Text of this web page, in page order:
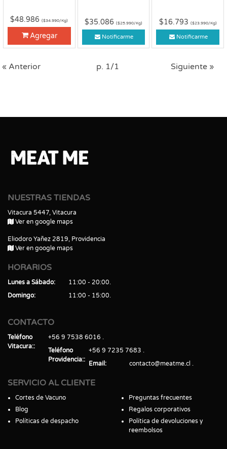
$48.986($34.990/Kg)
Agregar
$35.086 ($25.990/Kg)
Notificarme
$16.793 ($23.990/Kg)
Notificarme
« Anterior p. 1/1 Siguiente »
NUESTRAS TIENDAS
Vitacura 5447, Vitacura
Ver en google maps
Eliodoro Yañez 2819, Providencia
Ver en google maps
HORARIOS
Lunes a Sábado
11:00 - 20:00
Domingo
11:00 - 15:00
CONTACTO
Teléfono
Vitacura:
+56 9 7538 6016
Teléfono
Providencia:
+56 9 7235 7683
Email
contacto@meatme.cl
SERVICIO AL CLIENTE
Cortes de Vacuno
Blog
Políticas de despacho
Preguntas frecuentes
Regalos corporativos
Política de devoluciones y
reembolsos